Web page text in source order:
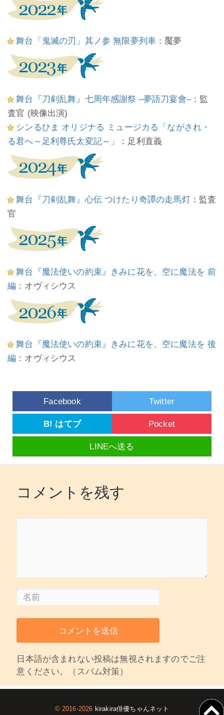
舞台「鬼滅の刃」其ノ参 無限夢列車 ：魘夢
舞台『刀剣乱舞』七周年感謝祭 –夢語刀宴會–：監
査官 (映像出演)
シンるひま オリジナる ミュージカる「ながされ・
る君へ～足利尊氏太変記～」
：足利直義
舞台『刀剣乱舞』心伝 つけたり奇譚の走馬灯：監査
官
舞台『魔法使いの約束』きみに花を、空に魔法を 前
編 ：オヴィシウス
舞台『魔法使いの約束』きみに花を、空に魔法を 後
編 ：オヴィシウス
Facebook Twitter
B! はてブ Pocket
LINEへ送る
コメントを残す
日本語が含まれない投稿は無視されますのでご注
意ください。（スパム対策）
© 2016-2026 kirakira俳優ちゃんネット